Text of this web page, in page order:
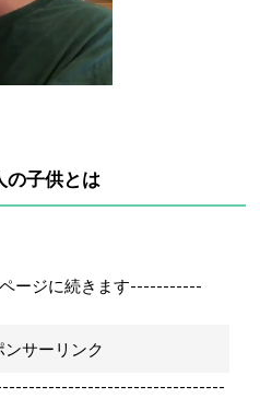
の子供とは
ージに続きます-----------
ンサーリンク